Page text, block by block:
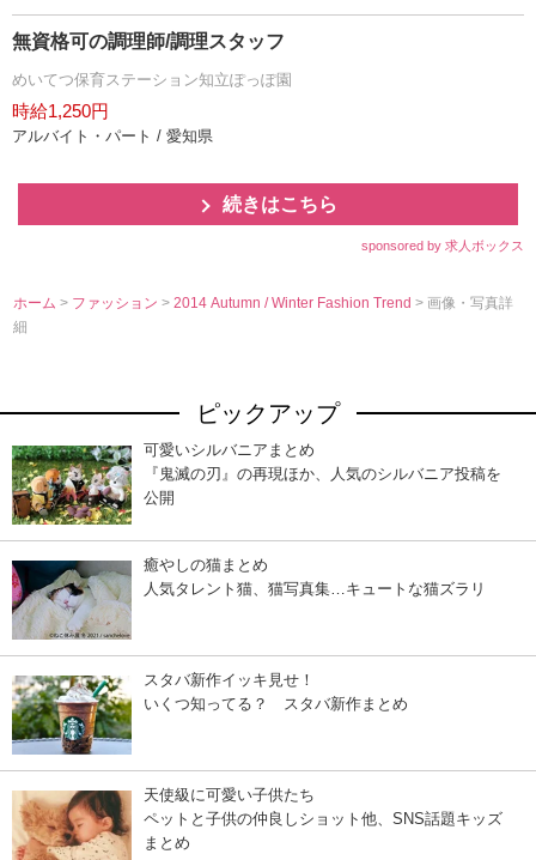
無資格可の調理師/調理スタッフ
めいてつ保育ステーション知立ぽっぽ園
時給1,250円
アルバイト・パート / 愛知県
続きはこちら
sponsored by 求人ボックス
ホーム > ファッション>2014 Autumn / Winter Fashion Trend> 画像・写真詳
細
ピックアップ
可愛いシルバニアまとめ
『鬼滅の刃』の再現ほか、人気のシルバニア投稿を
公開
癒やしの猫まとめ
人気タレント猫、猫写真集…キュートな猫ズラリ
スタバ新作イッキ見せ！
いくつ知ってる？ スタバ新作まとめ
天使級に可愛い子供たち
ペットと子供の仲良しショット他、SNS話題キッズ
まとめ